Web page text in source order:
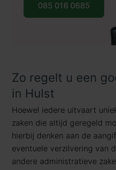
085 016 0685
Zo regelt u een
in Hulst
Hoewel iedere uitvaart
zaken die altijd geregeld
hierbij denken aan de
eventuele verzilvering van
andere administratieve